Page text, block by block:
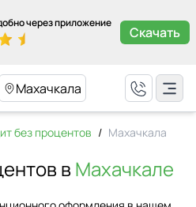
через приложение
Скачать
Махачкала
без процентов / Махачкала
вМахачкале